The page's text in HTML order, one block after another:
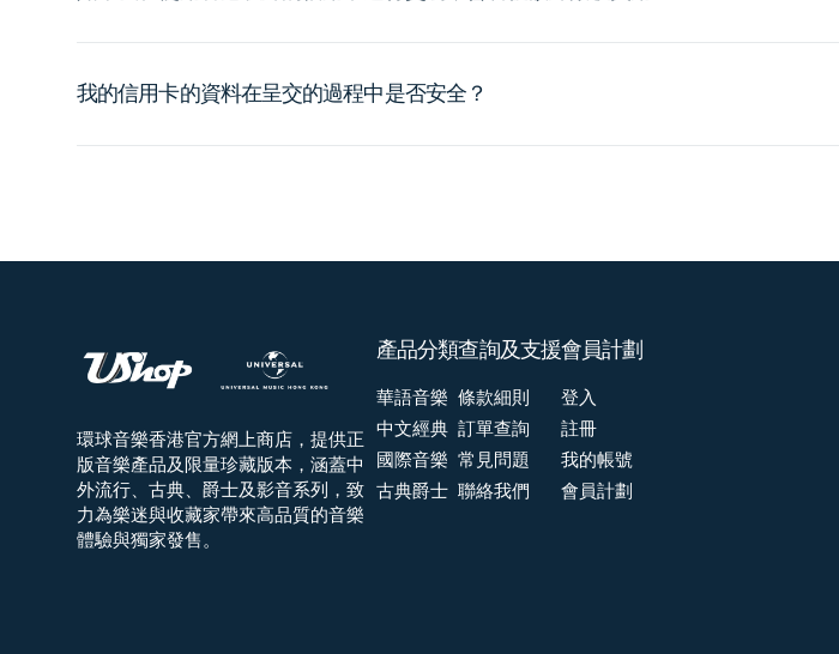
我的信用卡的資料在呈交的過程中是否安全？
環球音樂香港官方網上商店，提供正
版音樂產品及限量珍藏版本，涵蓋中
外流行、古典、爵士及影音系列，致
力為樂迷與收藏家帶來高品質的音樂
體驗與獨家發售。
產品分類
華語音樂
中文經典
國際音樂
古典爵士
查詢及支援
條款細則
訂單查詢
常見問題
聯絡我們
會員計劃
登入
註冊
我的帳號
會員計劃